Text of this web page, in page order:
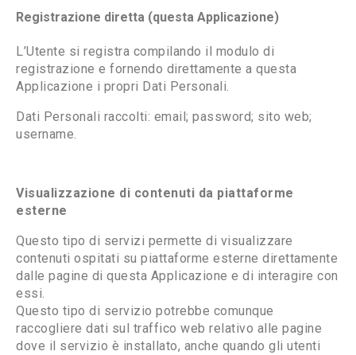
Registrazione diretta (questa Applicazione)
L’Utente si registra compilando il modulo di
registrazione e fornendo direttamente a questa
Applicazione i propri Dati Personali.
Dati Personali raccolti: email; password; sito web;
username.
Visualizzazione di contenuti da piattaforme
esterne
Questo tipo di servizi permette di visualizzare
contenuti ospitati su piattaforme esterne direttamente
dalle pagine di questa Applicazione e di interagire con
essi.
Questo tipo di servizio potrebbe comunque
raccogliere dati sul traffico web relativo alle pagine
dove il servizio è installato, anche quando gli utenti